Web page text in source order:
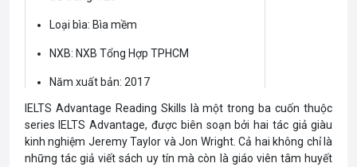
Loại bìa: Bìa mềm
NXB: NXB Tổng Hợp TPHCM
Năm xuất bản: 2017
Ngôn ngữ: tiếng Anh
IELTS Advantage Reading Skills là một trong ba cuốn thuộc
series IELTS Advantage, được biên soạn bởi hai tác giả giàu
kinh nghiệm Jeremy Taylor và Jon Wright. Cả hai không chỉ là
những tác giả viết sách uy tín mà còn là giáo viên tâm huyết